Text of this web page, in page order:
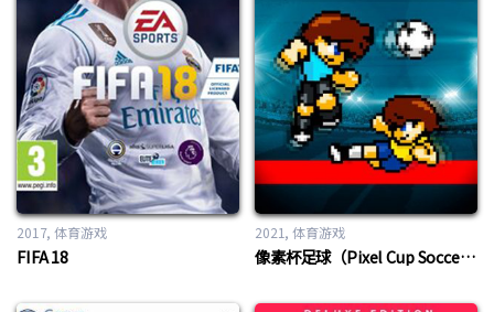
2017 体育游戏
FIFA 18
2021 体育游戏
像素杯足球（Pixel Cup Soccer）